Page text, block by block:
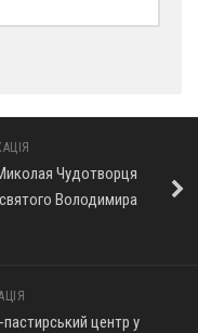
Чудотворця
Володимира
центр у